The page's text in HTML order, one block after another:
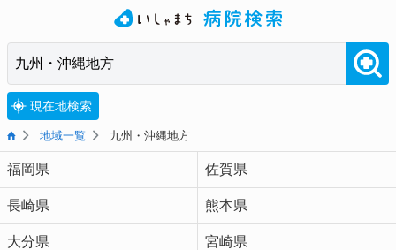
現在地検索
地域一覧 九州・沖縄地方
福岡県 佐賀県
長崎県 熊本県
大分県 宮崎県